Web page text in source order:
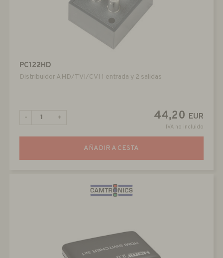
PC122HD
Distribuidor AHD/TVI/CVI 1 entrada y 2 salidas
44,20 EUR
IVA no incluido
- +
AÑADIR A CESTA